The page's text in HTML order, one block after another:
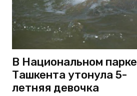
В Национальном парке
Ташкента утонула 5-
летняя девочка